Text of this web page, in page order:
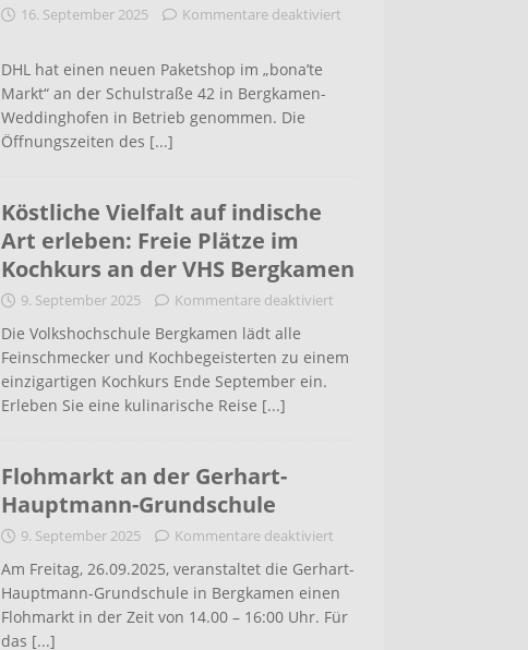
16. September 2025 Kommentare deaktiviert
DHL hat einen neuen Paketshop im „bona’te
Markt“ an der Schulstraße 42 in Bergkamen-
Weddinghofen in Betrieb genommen. Die
Öffnungszeiten des [...]
Köstliche Vielfalt auf indische
Art erleben: Freie Plätze im
Kochkurs an der VHS Bergkamen
9. September 2025 Kommentare deaktiviert
Die Volkshochschule Bergkamen lädt alle
Feinschmecker und Kochbegeisterten zu einem
einzigartigen Kochkurs Ende September ein.
Erleben Sie eine kulinarische Reise [...]
Flohmarkt an der Gerhart-
Hauptmann-Grundschule
9. September 2025 Kommentare deaktiviert
Am Freitag, 26.09.2025, veranstaltet die Gerhart-
Hauptmann-Grundschule in Bergkamen einen
Flohmarkt in der Zeit von 14.00 – 16:00 Uhr. Für
das [...]